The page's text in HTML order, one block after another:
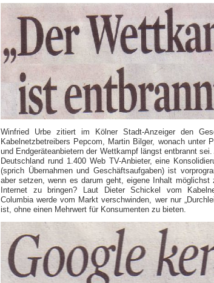
Winfried Urbe zitiert im Kölner Stadt-Anzeiger den
Kabelnetzbetreibers Pepcom, Martin Bilger, wonach unter
und Endgeräteanbietern der Wettkampf längst entbrannt
Deutschland rund 1.400 Web TV-Anbieter, eine
(sprich Übernahmen und Geschäftsaufgaben) ist
aber setzen, wenn es darum geht, eigene Inhalt möglichst
Internet zu bringen? Laut Dieter Schickel vom
Columbia werde vom Markt verschwinden, wer nur
ist, ohne einen Mehrwert für Konsumenten zu bieten.